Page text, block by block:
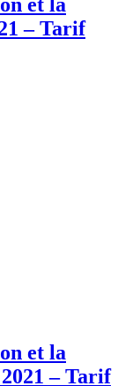
– Tarif
et la
– Tarif